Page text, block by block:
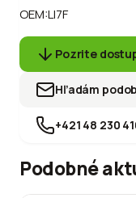
OEM:LI7F
Pozrite
Hľadám
+421 48 230
Podobné